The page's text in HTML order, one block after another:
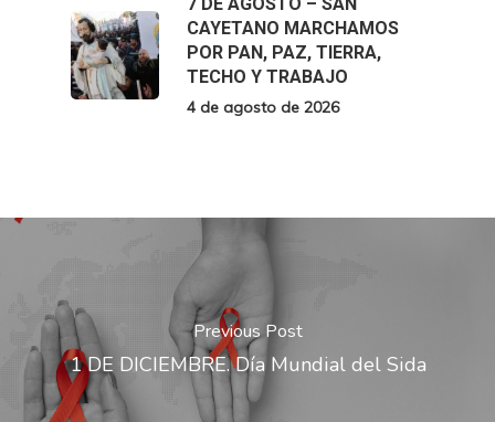
CAYETANO MARCHAMOS
POR PAN, PAZ, TIERRA,
TECHO Y TRABAJO
4 de agosto de 2026
Previous Post
1 DE DICIEMBRE. Día Mundial del Sida